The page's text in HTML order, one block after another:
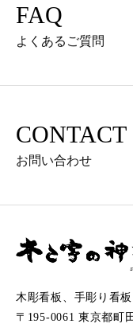
FAQ
よくあるご質問
CONTACT
お問い合わせ
木彫看板、手彫り看
〒195-0061 東京都町